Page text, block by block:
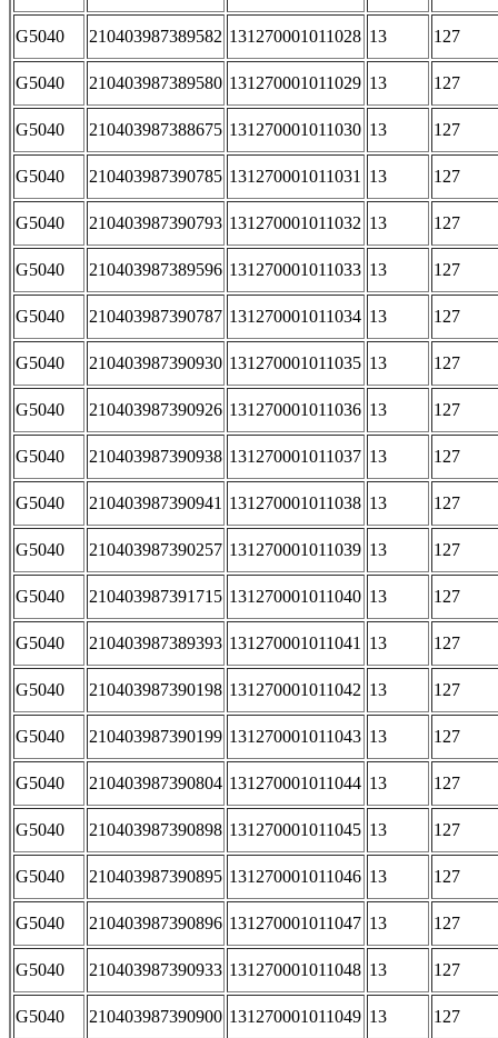
G5040 210403987389582 131270001011028 13 127
G5040 210403987389580 131270001011029 13 127
G5040 210403987388675 131270001011030 13 127
G5040 210403987390785 131270001011031 13 127
G5040 210403987390793 131270001011032 13 127
G5040 210403987389596 131270001011033 13 127
G5040 210403987390787 131270001011034 13 127
G5040 210403987390930 131270001011035 13 127
G5040 210403987390926 131270001011036 13 127
G5040 210403987390938 131270001011037 13 127
G5040 210403987390941 131270001011038 13 127
G5040 210403987390257 131270001011039 13 127
G5040 210403987391715 131270001011040 13 127
G5040 210403987389393 131270001011041 13 127
G5040 210403987390198 131270001011042 13 127
G5040 210403987390199 131270001011043 13 127
G5040 210403987390804 131270001011044 13 127
G5040 210403987390898 131270001011045 13 127
G5040 210403987390895 131270001011046 13 127
G5040 210403987390896 131270001011047 13 127
G5040 210403987390933 131270001011048 13 127
G5040 210403987390900 131270001011049 13 127